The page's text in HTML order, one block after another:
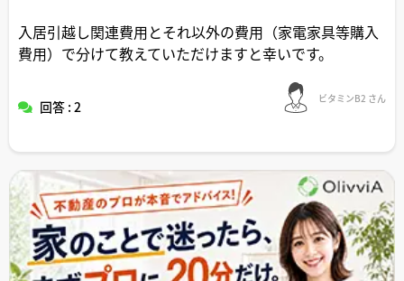
入居引越し関連費用とそれ以外の費用（家電家具等購入
費用）で分けて教えていただけますと幸いです。
回答 : 2 ビタミンB2 さん